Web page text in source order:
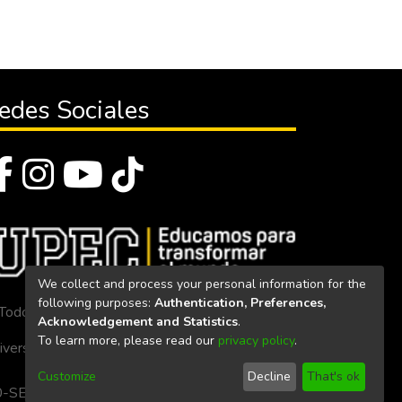
Sociales
los derechos reservados 2023
Politécnica Estatal del Carchi
SE-33-CACES-2020
We collect and process your personal information for the
following purposes: Authentication, Preferences,
Acknowledgement and Statistics.
To learn more, please read our privacy policy.
Customize Decline That's ok